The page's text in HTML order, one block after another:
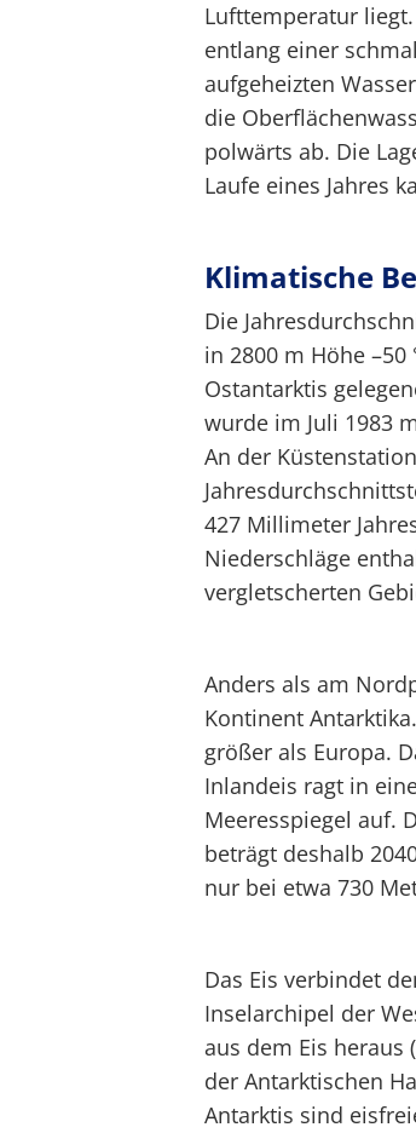
Lufttemperatur
entlang einer
aufgeheizten
die
polwärts ab. Die
Laufe eines Jahres
Klimatische
Die
in 2800 m Höhe
Ostantarktis
wurde im Juli 1983
An der
427 Millimeter
Niederschläge
vergletscherten
Anders als am
Kontinent
größer als Europa.
Inlandeis ragt in
Meeresspiegel auf.
beträgt deshalb
nur bei etwa 730
Das Eis verbindet
Inselarchipel der
aus dem Eis heraus
der Antarktischen
Antarktis sind